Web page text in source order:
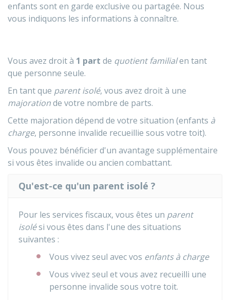
enfants sont en garde exclusive ou partagée. Nous
vous indiquons les informations à connaître.
Vous avez droit à 1 part de quotient familialen tant
que personne seule.
En tant que parent isolé, vous avez droit à une
majorationde votre nombre de parts.
Cette majoration dépend de votre situation (enfants à
charge, personne invalide recueillie sous votre toit).
Vous pouvez bénéficier d'un avantage supplémentaire
si vous êtes invalide ou ancien combattant.
Qu'est-ce qu'un parent isolé ?
Pour les services fiscaux, vous êtes un parent
isolési vous êtes dans l'une des situations
suivantes :
Vous vivez seul avec vos enfants à charge
Vous vivez seul et vous avez recueilli une
personne invalide sous votre toit.